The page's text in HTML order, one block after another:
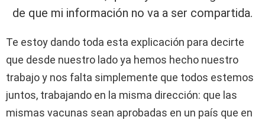
de que mi información no va a ser compartida.
Te estoy dando toda esta explicación para decirte
que desde nuestro lado ya hemos hecho nuestro
trabajo y nos falta simplemente que todos estemos
juntos, trabajando en la misma dirección: que las
mismas vacunas sean aprobadas en un país que en